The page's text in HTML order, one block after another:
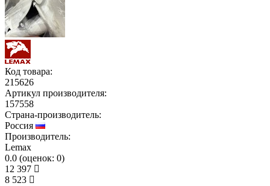
Код товара:
215626
Артикул производителя:
157558
Страна-производитель:
Россия
Производитель:
Lemax
0.0 (оценок: 0)
12 397
8 523